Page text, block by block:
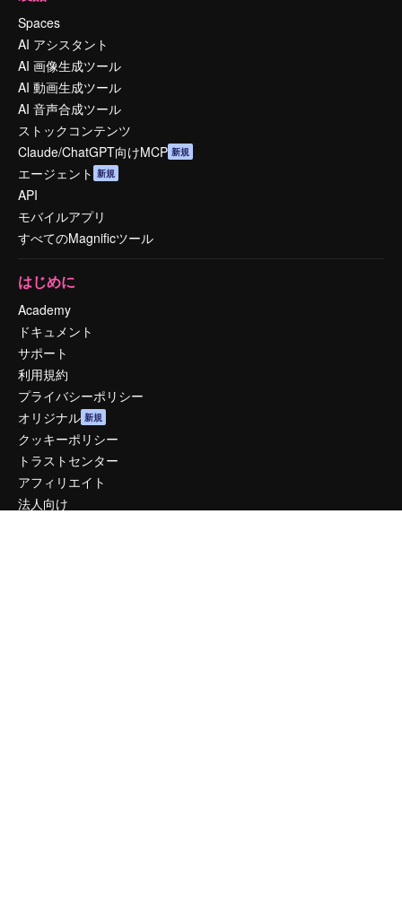
Spaces
AI アシスタント
AI 画像生成ツール
AI 動画生成ツール
AI 音声合成ツール
ストックコンテンツ
Claude/ChatGPT向けMCP 新規
エージェント 新規
API
モバイルアプリ
すべてのMagnificツール
はじめに
Academy
ドキュメント
サポート
利用規約
プライバシーポリシー
オリジナル 新規
クッキーポリシー
トラストセンター
アフィリエイト
法人向け